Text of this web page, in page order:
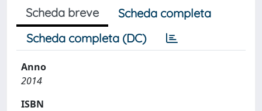
Scheda breve
Scheda completa
Scheda completa (DC)
Anno
2014
ISBN